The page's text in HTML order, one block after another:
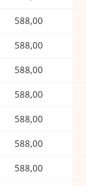
588,00
588,00
588,00
588,00
588,00
588,00
588,00